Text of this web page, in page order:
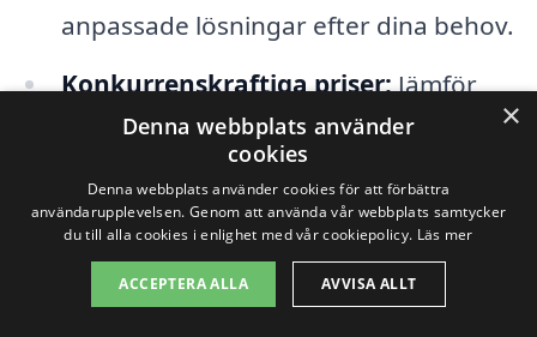
anpassade lösningar efter dina behov.
Konkurrenskraftiga priser:Jämför
flera olika erbjudanden för att hitta de
mest kostnadseffektiva alternativen.
För att börja din sökning efter flytthjälp i
Björnlunda, besök xn--flytthjlp-pris-cib.se.
×
Denna webbplats använder
cookies
Denna webbplats använder cookies för att förbättra
användarupplevelsen. Genom att använda vår webbplats samtycker
du till alla cookies i enlighet med vår cookiepolicy. Läs mer
ACCEPTERA ALLA AVVISA ALLT